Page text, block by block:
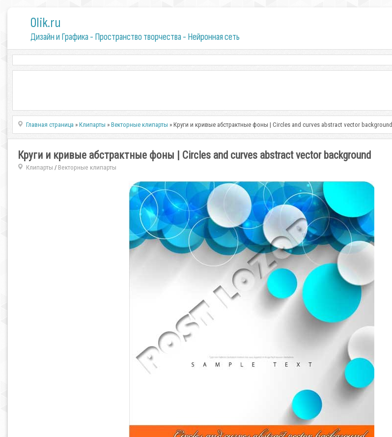
0lik.ru
Дизайн и Графика - Пространство творчества - Нейронная сеть
Главная страница »Клипарты »Векторные клипарты » Круги и кривые абстрактные фоны | Circles and curves abstract vector background
Круги и кривые абстрактные фоны | Circles and curves abstract vector background
Клипарты / Векторные клипарты